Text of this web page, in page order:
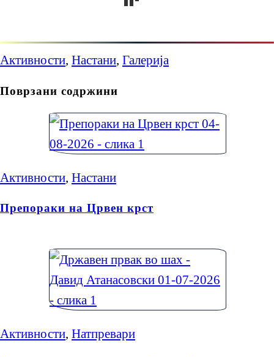
Активности, Настани, Галерија
Поврзани содржини
Активности, Настани
Препораки на Црвен крст
Активности, Натпревари